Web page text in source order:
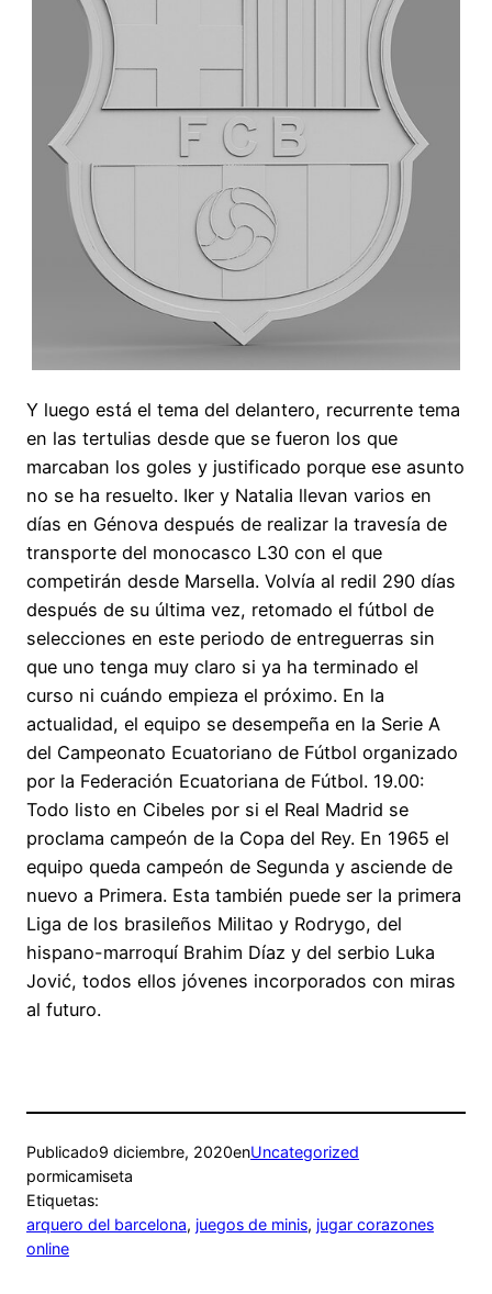
Y luego está el tema del delantero, recurrente tema
en las tertulias desde que se fueron los que
marcaban los goles y justificado porque ese asunto
no se ha resuelto. Iker y Natalia llevan varios en
días en Génova después de realizar la travesía de
transporte del monocasco L30 con el que
competirán desde Marsella. Volvía al redil 290 días
después de su última vez, retomado el fútbol de
selecciones en este periodo de entreguerras sin
que uno tenga muy claro si ya ha terminado el
curso ni cuándo empieza el próximo. En la
actualidad, el equipo se desempeña en la Serie A
del Campeonato Ecuatoriano de Fútbol organizado
por la Federación Ecuatoriana de Fútbol. 19.00:
Todo listo en Cibeles por si el Real Madrid se
proclama campeón de la Copa del Rey. En 1965 el
equipo queda campeón de Segunda y asciende de
nuevo a Primera. Esta también puede ser la primera
Liga de los brasileños Militao y Rodrygo, del
hispano-marroquí Brahim Díaz y del serbio Luka
Jović, todos ellos jóvenes incorporados con miras
al futuro.
Publicado9 diciembre, 2020enUncategorized
pormicamiseta
Etiquetas:
arquero del barcelona, juegos de minis, jugar corazones
online